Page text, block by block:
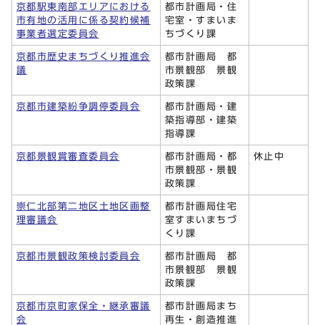
京都駅東南部エリアにおける
市有地の活用に係る契約候補
事業者選定委員会
都市計画局・住
宅室・すまいま
ちづくり課
京都市歴史まちづくり推進会
議
都市計画局 都
市景観部 景観
政策課
京都市建築紛争調停委員会
都市計画局・建
築指導部・建築
指導課
京都景観賞審査委員会
都市計画局・都
市景観部・景観
政策課
休止中
崇仁北部第二地区土地区画整
理審議会
都市計画局住宅
室すまいまちづ
くり課
京都市景観政策検討委員会
都市計画局 都
市景観部 景観
政策課
京都市京町家保全・継承審議
会
都市計画局まち
再生・創造推進